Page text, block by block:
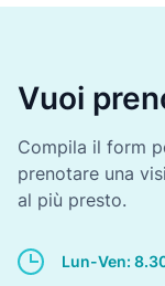
Vuoi
Compila il form
prenotare una
al più presto.
Lun-Ven: